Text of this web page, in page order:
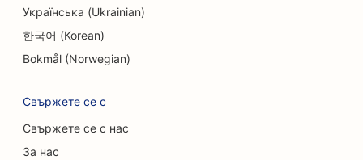
EO за етнически ресторанти
SEO за семейни ресторанти
Українська (Ukrainian)
한국어 (Korean)
Bokmål (Norwegian)
Свържете се с
Свържете се с нас
За нас